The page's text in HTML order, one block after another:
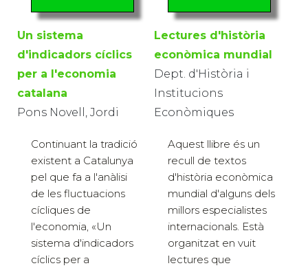
Un sistema
d'indicadors cíclics
per a l'economia
catalana
Pons Novell, Jordi
Continuant la tradició
existent a Catalunya
pel que fa a l'anàlisi
de les fluctuacions
cícliques de
l'economia, «Un
sistema d'indicadors
cíclics per a
Lectures d'història
econòmica mundial
Dept. d'Història i
Institucions
Econòmiques
Aquest llibre és un
recull de textos
d'història econòmica
mundial d'alguns dels
millors especialistes
internacionals. Està
organitzat en vuit
lectures que